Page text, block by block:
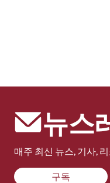
뉴스
매주 최신 뉴스, 기사,
구독